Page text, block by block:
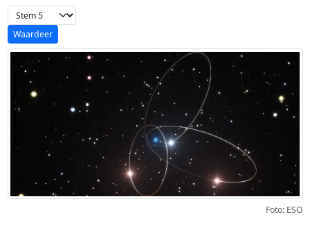
Voeg waardering toe
Foto: ESO